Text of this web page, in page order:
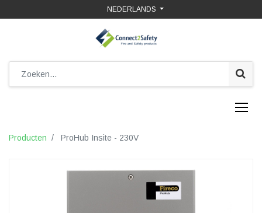
NEDERLANDS
Producten ProHub Insite - 230V